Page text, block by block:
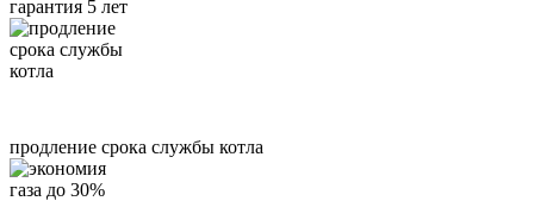
гарантия 5 лет
продление срока службы котла